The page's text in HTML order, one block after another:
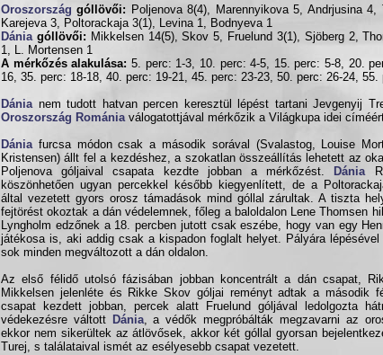
Oroszország góllövői:
Poljenova 8(4), Marennyikova 5, Andrjusina 4,
Karejeva 3, Poltorackaja 3(1), Levina 1, Bodnyeva 1
Dánia góllövői: Mikkelsen 14(5), Skov 5, Fruelund 3(1), Sjöberg 2,
1, L. Mortensen 1
A mérkőzés alakulása: 5. perc: 1-3, 10. perc: 4-5, 15. perc: 5-8, 20.
16, 35. perc: 18-18, 40. perc: 19-21, 45. perc: 23-23, 50. perc: 26-24, 55.
Dánia nem tudott hatvan percen keresztül lépést tartani Jevgenyij
Oroszország Románia válogatottjával mérkőzik a Világkupa idei
Dánia furcsa módon csak a második sorával (Svalastog, Louise
Kristensen) állt fel a kezdéshez, a szokatlan összeállítás lehetett az
Poljenova góljaival csapata kezdte jobban a mérkőzést.
Dánia
köszönhetően ugyan percekkel később kiegyenlített, de a
által vezetett gyors orosz támadások mind góllal zárultak. A tiszta
fejtörést okoztak a dán védelemnek, főleg a baloldalon Lene Thomsen
Lyngholm edzőnek a 18. percben jutott csak eszébe, hogy van egy
játékosa is, aki addig csak a kispadon foglalt helyet. Pályára
sok minden megváltozott a dán oldalon.
Az első félidő utolsó fázisában jobban koncentrált a dán csapat,
Mikkelsen jelenléte és Rikke Skov góljai reményt adtak a második
csapat kezdett jobban, percek alatt Fruelund góljával ledolgozta
védekezésre váltott
Dánia, a védők megpróbálták megzavarni az
ekkor nem sikerültek az átlövősek, akkor két góllal gyorsan
Turej, s találataival ismét az esélyesebb csapat vezetett.